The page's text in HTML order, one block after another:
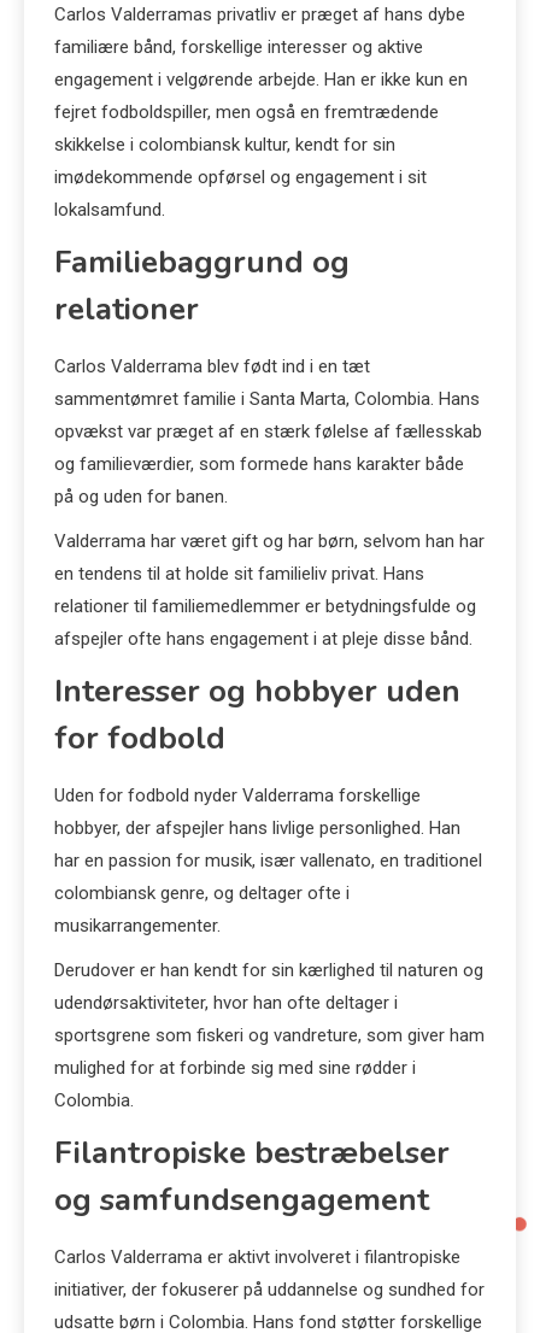
Carlos Valderramas privatliv er præget af hans dybe
familiære bånd, forskellige interesser og aktive
engagement i velgørende arbejde. Han er ikke kun en
fejret fodboldspiller, men også en fremtrædende
skikkelse i colombiansk kultur, kendt for sin
imødekommende opførsel og engagement i sit
lokalsamfund.
Familiebaggrund og
relationer
Carlos Valderrama blev født ind i en tæt
sammentømret familie i Santa Marta, Colombia. Hans
opvækst var præget af en stærk følelse af fællesskab
og familieværdier, som formede hans karakter både
på og uden for banen.
Valderrama har været gift og har børn, selvom han har
en tendens til at holde sit familieliv privat. Hans
relationer til familiemedlemmer er betydningsfulde og
afspejler ofte hans engagement i at pleje disse bånd.
Interesser og hobbyer uden
for fodbold
Uden for fodbold nyder Valderrama forskellige
hobbyer, der afspejler hans livlige personlighed. Han
har en passion for musik, især vallenato, en traditionel
colombiansk genre, og deltager ofte i
musikarrangementer.
Derudover er han kendt for sin kærlighed til naturen og
udendørsaktiviteter, hvor han ofte deltager i
sportsgrene som fiskeri og vandreture, som giver ham
mulighed for at forbinde sig med sine rødder i
Colombia.
Filantropiske bestræbelser
og samfundsengagement
Carlos Valderrama er aktivt involveret i filantropiske
initiativer, der fokuserer på uddannelse og sundhed for
udsatte børn i Colombia. Hans fond støtter forskellige